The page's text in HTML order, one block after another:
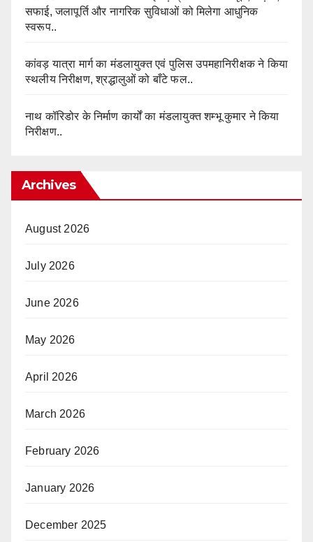
सफाई, जलापूर्ति और नागरिक सुविधाओं को मिलेगा आधुनिक
स्वरूप..
कांवड़ यात्रा मार्ग का मंडलायुक्त एवं पुलिस उपमहानिरीक्षक ने किया
स्थलीय निरीक्षण, श्रद्धालुओं को बाँटे फल..
नाथ कॉरिडोर के निर्माण कार्यों का मंडलायुक्त शम्भू कुमार ने किया
निरीक्षण..
Archives
August 2026
July 2026
June 2026
May 2026
April 2026
March 2026
February 2026
January 2026
December 2025